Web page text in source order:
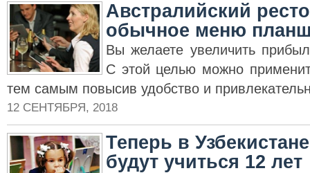
Австралийский
обычное меню
Вы желаете увеличить
С этой целью можно
тем самым повысив удобство и
12 СЕНТЯБРЯ, 2018
Теперь в
будут учиться 12 лет